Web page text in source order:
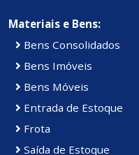
Materiais e Bens:
Bens Consolidados
Bens Imóveis
Bens Móveis
Entrada de Estoque
Frota
Saída de Estoque